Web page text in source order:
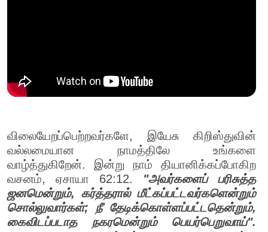
விலையேறப்பெற்றவர்களே, இயேசு கிறிஸ்துவின்
வல்லமையான நாமத்திலே உங்களை
வாழ்த்துகிறேன். இன்று நாம் தியானிக்கப்போகிற
வசனம், ஏசாயா 62:12. "அவர்களைப் பரிசுத்த
ஜனமென்றும், கர்த்தரால் மீட்கப்பட்டவர்களென்றும்
சொல்லுவார்கள்; நீ தேடிக்கொள்ளப்பட்டதென்றும்,
கைவிடப்படாத நகரமென்றும் பெயர்பெறுவாய்".